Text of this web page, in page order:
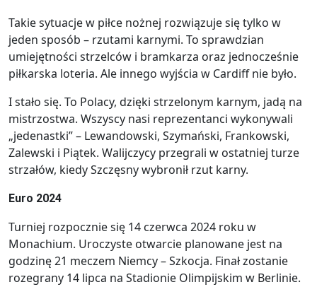
Takie sytuacje w piłce nożnej rozwiązuje się tylko w
jeden sposób – rzutami karnymi. To sprawdzian
umiejętności strzelców i bramkarza oraz jednocześnie
piłkarska loteria. Ale innego wyjścia w Cardiff nie było.
I stało się. To Polacy, dzięki strzelonym karnym, jadą na
mistrzostwa. Wszyscy nasi reprezentanci wykonywali
„jedenastki” – Lewandowski, Szymański, Frankowski,
Zalewski i Piątek. Walijczycy przegrali w ostatniej turze
strzałów, kiedy Szczęsny wybronił rzut karny.
Euro 2024
Turniej rozpocznie się 14 czerwca 2024 roku w
Monachium. Uroczyste otwarcie planowane jest na
godzinę 21 meczem Niemcy – Szkocja. Finał zostanie
rozegrany 14 lipca na Stadionie Olimpijskim w Berlinie.